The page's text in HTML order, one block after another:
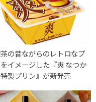
の昔ながらのレトロなプ
イメージした『爽 なつか
製プリン』が新発売